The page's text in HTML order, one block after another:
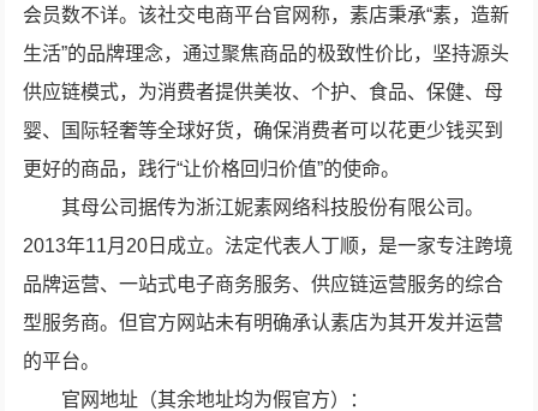
会员数不详。该社交电商平台官网称，素店秉承“素，造新
生活”的品牌理念，通过聚焦商品的极致性价比，坚持源头
供应链模式，为消费者提供美妆、个护、食品、保健、母
婴、国际轻奢等全球好货，确保消费者可以花更少钱买到
更好的商品，践行“让价格回归价值”的使命。
其母公司据传为浙江妮素网络科技股份有限公司。
2013年11月20日成立。法定代表人丁顺，是一家专注跨境
品牌运营、一站式电子商务服务、供应链运营服务的综合
型服务商。但官方网站未有明确承认素店为其开发并运营
的平台。
官网地址（其余地址均为假官方）：